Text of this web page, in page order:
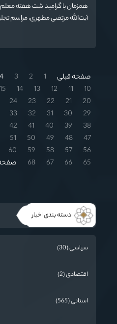
همزمان با گرامیداشت هفته
آیت‌الله مرتضی مطهری، مراسم
الزهرا(س) و مدرسه علمیه امام
سخنرانی آیت‌الله سیدکاظم
صفحه قبلی 1
2
3
4
10
11
12
13
14
15
20
21
22
23
24
29
30
31
32
33
38
39
40
41
42
47
48
49
50
51
56
57
58
59
60
65
66
67
68
دسته بندی اخبار
سیاسی (30)
اقتصادی (2)
استانی (565)